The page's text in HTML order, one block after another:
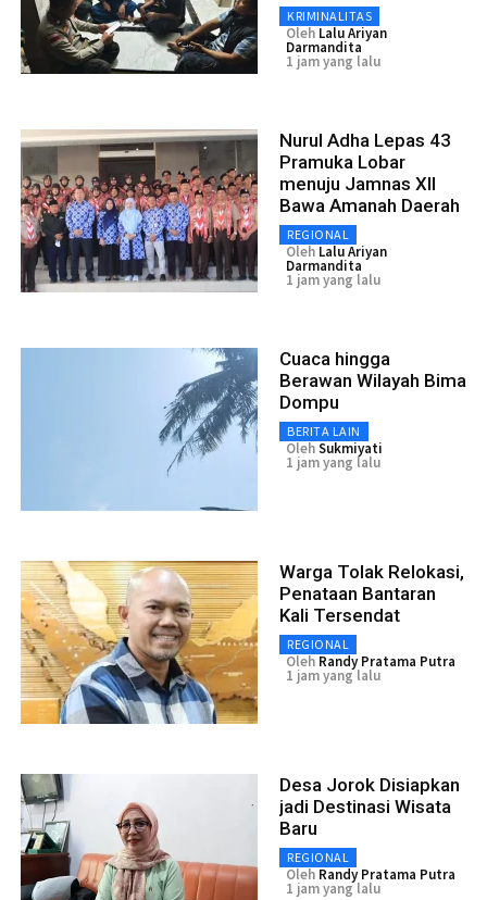
KRIMINALITAS
Oleh Lalu Ariyan
Darmandita
1 jam yang lalu
Nurul Adha Lepas 43
Pramuka Lobar
menuju Jamnas XII
Bawa Amanah Daerah
REGIONAL
Oleh Lalu Ariyan
Darmandita
1 jam yang lalu
Cuaca hingga
Berawan Wilayah Bima
Dompu
BERITA LAIN
OlehSukmiyati
1 jam yang lalu
Warga Tolak Relokasi,
Penataan Bantaran
Kali Tersendat
REGIONAL
Oleh Randy Pratama Putra
1 jam yang lalu
Desa Jorok Disiapkan
jadi Destinasi Wisata
Baru
REGIONAL
Oleh Randy Pratama Putra
1 jam yang lalu